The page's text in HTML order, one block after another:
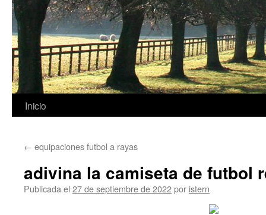
Saltar
contenido
Inicio
← equipaciones futbol a rayas
adivina la camiseta de futbol
Publicada el 27 de septiembre de 2022por istern